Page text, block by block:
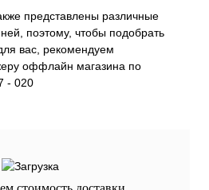
представлены различные
поэтому, чтобы подобрать
вас, рекомендуем
оффлайн магазина по
- 020